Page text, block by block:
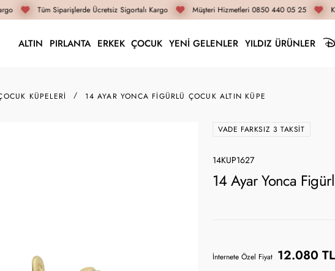
Tüm Siparişlerde Ücretsiz Sigortalı Kargo Müşteri Hizmetleri 0850 440 05 25
ALTIN PIRLANTA ERKEK ÇOCUK YENİ GELENLER YILDIZ ÜRÜNLER
KÜPELERI 14 AYAR YONCA FIGÜRLÜ ÇOCUK ALTIN KÜPE
VADE FARKSIZ 3 TAKSIT
14KUP1627
14 Ayar Yonca
İnternete Özel Fiyat 12.080 TL